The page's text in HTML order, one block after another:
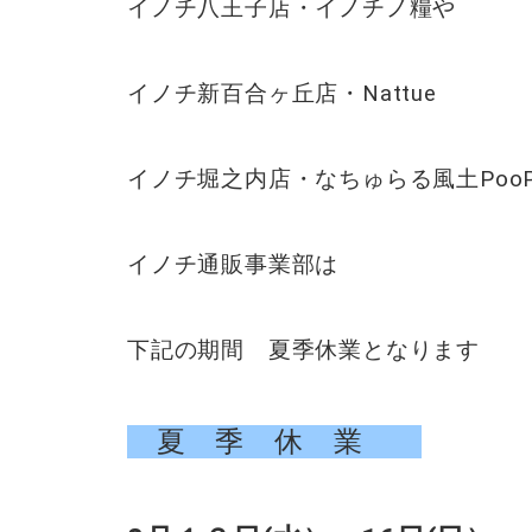
イノチ八王子店・イノチノ糧や
イノチ新百合ヶ丘店・Nattue
イノチ堀之内店・なちゅらる風土
イノチ通販事業部は
下記の期間 夏季休業となります
夏 季 休 業